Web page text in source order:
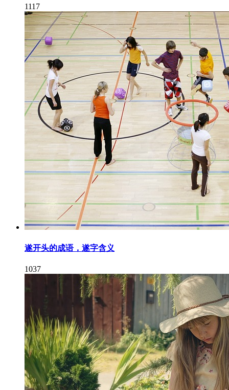
1117
遂开头的成语，遂字含义
1037